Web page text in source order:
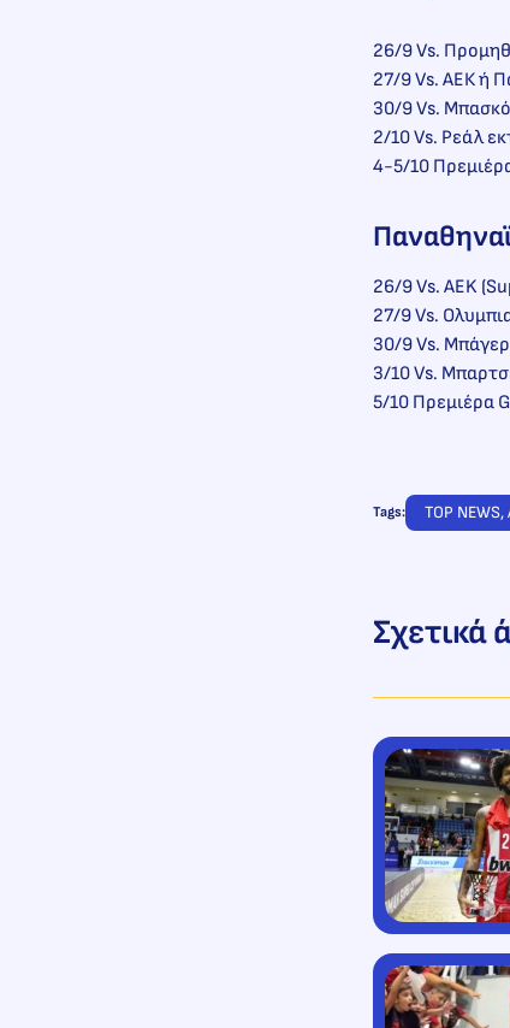
26/9 Vs.
27/9 Vs. ΑΕΚ ή
30/9 Vs.
2/10 Vs. Ρεάλ
4-5/10
26/9 Vs. AEK
27/9 Vs.
30/9 Vs.
3/10 Vs.
5/10 Πρεμιέρα
Tags: TOP NEWS,
Σχετικά